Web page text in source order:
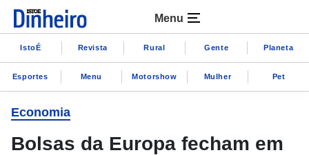
Menu
IstoÉ Revista Rural Gente Planeta
Esportes Menu Motorshow Mulher Pet
Economia
Bolsas da Europa fecham em